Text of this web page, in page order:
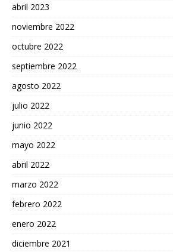
abril 2023
noviembre 2022
octubre 2022
septiembre 2022
agosto 2022
julio 2022
junio 2022
mayo 2022
abril 2022
marzo 2022
febrero 2022
enero 2022
diciembre 2021